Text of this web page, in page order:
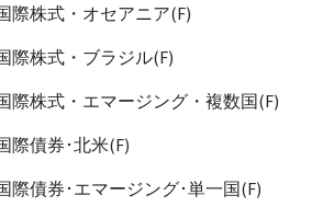
際株式・オセアニア(F)
際株式・ブラジル(F)
際株式・エマージング・複数国(F)
際債券･北米(F)
際債券･エマージング･単一国(F)